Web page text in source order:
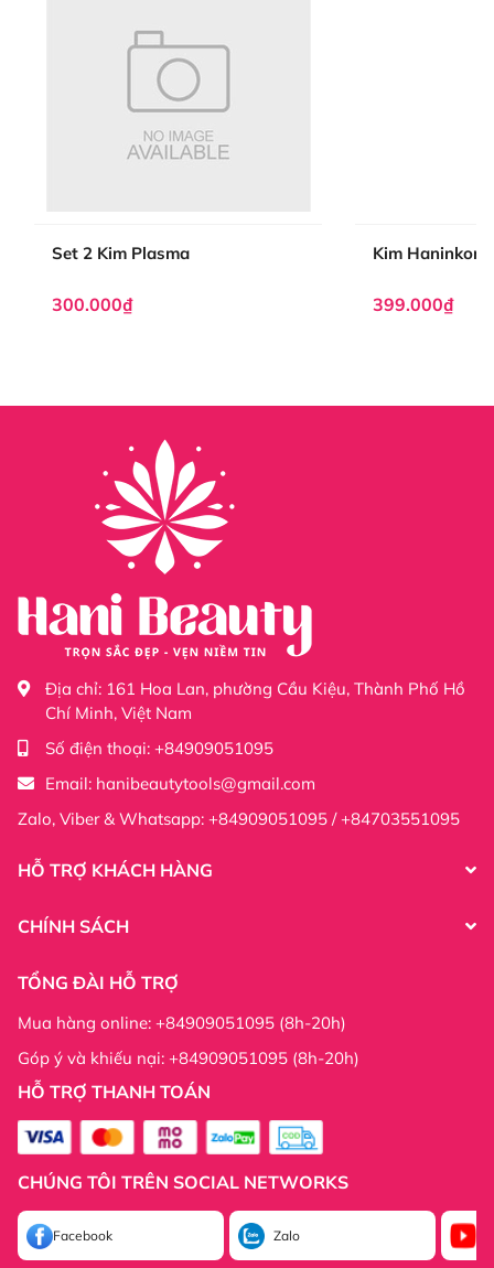
Thông tin công ty:
Thông tin công ty:
Set 2 Kim Plasma
300.000₫
Kim
399.000₫
Địa chỉ: 161 Hoa Lan, phường Cầu Kiệu, Thành Phố Hồ
Chí Minh, Việt Nam
Số điện thoại: +84909051095
Email: hanibeautytools@gmail.com
Zalo, Viber & Whatsapp: +84909051095 / +84703551095
HỖ TRỢ KHÁCH HÀNG
CHÍNH SÁCH
TỔNG ĐÀI HỖ TRỢ
Mua hàng online: +84909051095 (8h-20h)
Góp ý và khiếu nại: +84909051095 (8h-20h)
HỖ TRỢ THANH TOÁN
CHÚNG TÔI TRÊN SOCIAL NETWORKS
Facebook Zalo